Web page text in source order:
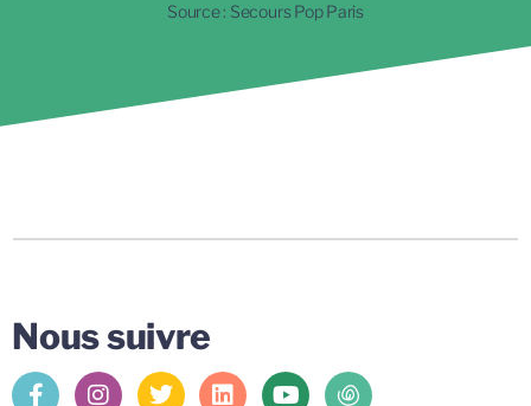
Source : Secours Pop Paris
Nous suivre